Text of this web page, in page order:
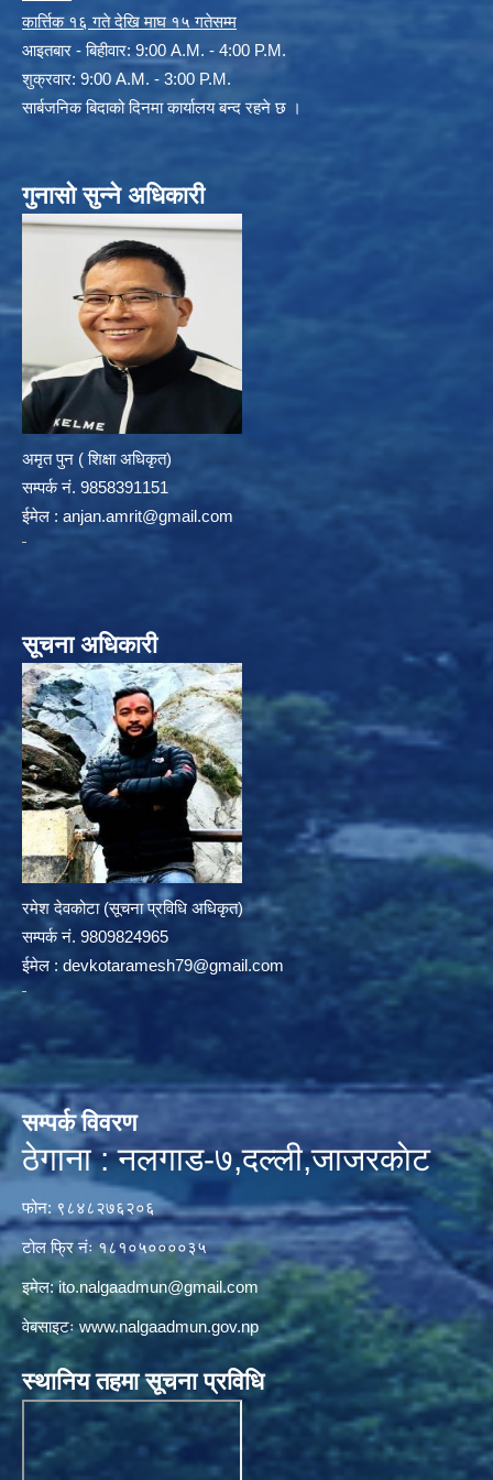
कार्त्तिक १६ गते देखि माघ १५ गतेसम्म
आइतबार - बिहीवार: 9:00 A.M. - 4:00 P.M.
शुक्रवार: 9:00 A.M. - 3:00 P.M.
सार्बजनिक बिदाको दिनमा कार्यालय बन्द रहने छ ।
गुनासो सुन्ने अधिकारी
अमृत पुन ( शिक्षा अधिकृत)
सम्पर्क न‌ं. 9858391151
ईमेल : anjan.amrit@gmail.com
सूचना अधिकारी
रमेश देवकोटा (सूचना प्रविधि अधिकृत)
सम्पर्क न‌ं. 9809824965
ईमेल : devkotaramesh79@gmail.com
सम्पर्क विवरण
ठेगाना : नलगाड-७,दल्ली,जाजरकाेट
फोन: ९८४८२७६२०६
टोल फ्रि नंः १८१०५००००३५
इमेल:ito.nalgaadmun@gmail.com
वेबसाइटःwww.nalgaadmun.gov.np
स्थानिय तहमा सूचना प्रविधि